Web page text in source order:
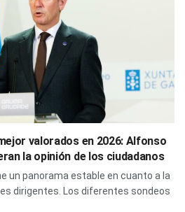
valorados en 2026: Alfonso
la opinión de los ciudadanos
un panorama estable en cuanto a la
dirigentes. Los diferentes sondeos